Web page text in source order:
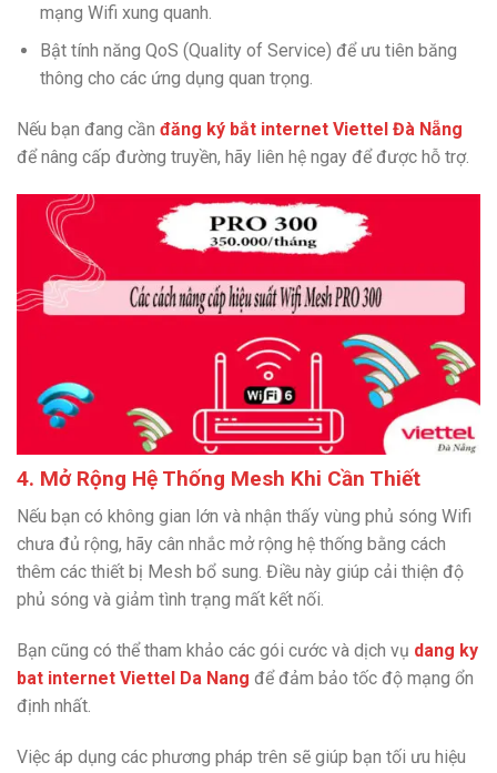
mạng Wifi xung quanh.
Bật tính năng QoS (Quality of Service) để ưu tiên băng
thông cho các ứng dụng quan trọng.
Nếu bạn đang cần đăng ký bắt internet Viettel Đà Nẵng
để nâng cấp đường truyền, hãy liên hệ ngay để được hỗ trợ.
4. Mở Rộng Hệ Thống Mesh Khi Cần Thiết
Nếu bạn có không gian lớn và nhận thấy vùng phủ sóng Wifi
chưa đủ rộng, hãy cân nhắc mở rộng hệ thống bằng cách
thêm các thiết bị Mesh bổ sung. Điều này giúp cải thiện độ
phủ sóng và giảm tình trạng mất kết nối.
Bạn cũng có thể tham khảo các gói cước và dịch vụ dang ky
bat internet Viettel Da Nang để đảm bảo tốc độ mạng ổn
định nhất.
Việc áp dụng các phương pháp trên sẽ giúp bạn tối ưu hiệu